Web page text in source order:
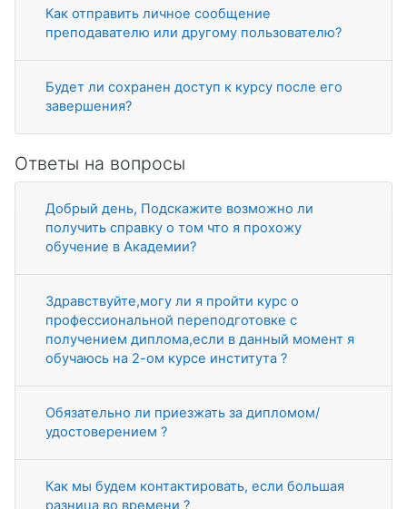
Как отправить личное сообщение
преподавателю или другому пользователю?
Будет ли сохранен доступ к курсу после его
завершения?
Ответы на вопросы
Добрый день, Подскажите возможно ли
получить справку о том что я прохожу
обучение в Академии?
Здравствуйте,могу ли я пройти курс о
профессиональной переподготовке с
получением диплома,если в данный момент я
обучаюсь на 2-ом курсе института ?
Обязательно ли приезжать за дипломом/
удостоверением ?
Как мы будем контактировать, если большая
разница во времени ?